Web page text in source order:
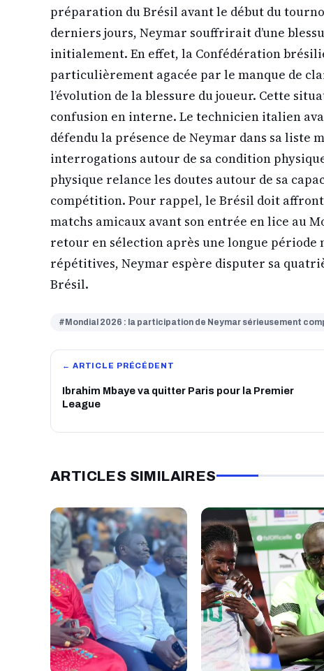
préparation du Brésil avant le début du
derniers jours, Neymar souffrirait d’une
initialement. En effet, la Confédération
particulièrement agacée par le manque de
l’évolution de la blessure du joueur. Cette
confusion en interne. Le technicien italien
défendu la présence de Neymar dans sa liste
interrogations autour de sa condition
physique relance les doutes autour de sa
compétition. Pour rappel, le Brésil doit
matchs amicaux avant son entrée en lice au
retour en sélection après une longue période
répétitives, Neymar espère disputer sa
Brésil.
#Mondial 2026 : la participation de Neymar sérieusement
← ARTICLE PRÉCÉDENT
Ibrahim Mbaye va quitter Paris pour la Premier
League
ARTICLES SIMILAIRES